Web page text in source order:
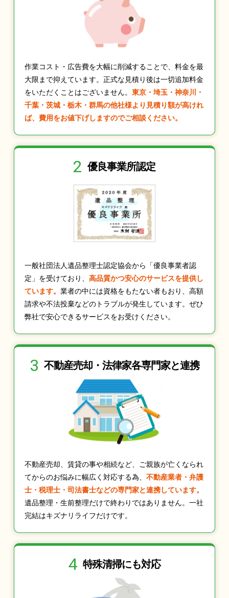
作業コスト・広告費を大幅に削減することで、料金を最
大限まで抑えています。正式な見積り後は一切追加料金
をいただくことはございません。 東京・埼玉・神奈川・
千葉・茨城・栃木・群馬の他社様より見積り額が高けれ
ば、費用をお値下げしますのでご相談ください。
2 優良事業所認定
一般社団法人遺品整理士認定協会から「優良事業者認
定」を受けており、 高品質かつ安心のサービスを提供し
ています。 業者の中には資格をもたない者もおり、高額
請求や不法投棄などのトラブルが発生しています。ぜひ
弊社で安心できるサービスをお受けください。
3 不動産売却・法律家各専門家と連携
不動産売却、賃貸の事や相続など、ご親族が亡くなられ
てからのお悩みに幅広く対応する為、 不動産業者・弁護
士・税理士・司法書士などの専門家と連携しています。
遺品整理・生前整理だけで終わりではありません。一社
完結はキズナリライフだけです。
4 特殊清掃にも対応